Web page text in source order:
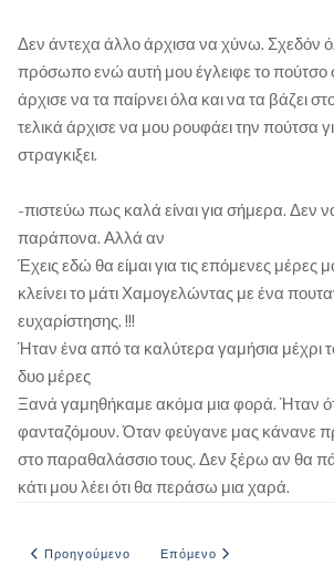
Δεν άντεχα άλλο άρχισα να χύνω. Σχεδόν
πρόσωπο ενώ αυτή μου έγλειφε το
άρχισε να τα παίρνει όλα και να τα βάζει
τελικά άρχισε να μου ρουφάει την πούτσα
στραγκιξει.
-πιστεύω πως καλά είναι για σήμερα. Δεν
παράπονα. Αλλά αν
Έχεις εδώ θα είμαι για τις επόμενες μέρες
κλείνει το μάτι Χαμογελώντας με ένα
ευχαρίστησης. !!!
Ήταν ένα από τα καλύτερα γαμήσια μέχρι
δυο μέρες
Ξανά γαμηθήκαμε ακόμα μια φορά. Ήταν
φανταζόμουν. Όταν φεύγανε μας κάνανε
στο παραθαλάσσιο τους. Δεν ξέρω αν θα
κάτι μου λέει ότι θα περάσω μια χαρά.
Προηγούμενο άρθρο: Ο γείτονας μου το έκανε
Προηγούμενο Επόμενο άρθρο: Πρώτη
Επόμενο